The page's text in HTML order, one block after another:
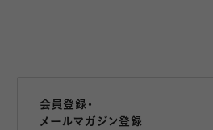
会員登録・
メールマガジン登録